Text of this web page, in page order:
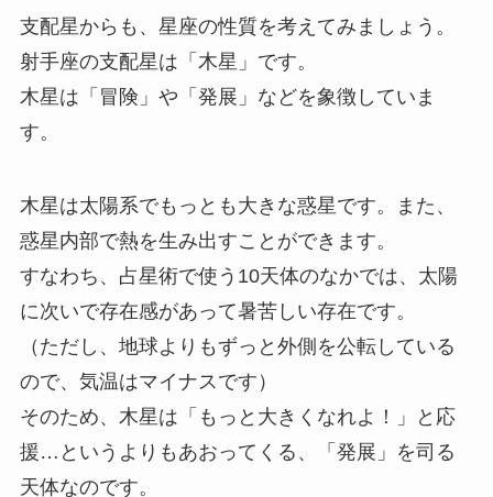
支配星からも、星座の性質を考えてみましょう。
射手座の支配星は「木星」です。
木星は「冒険」や「発展」などを象徴していま
す。
木星は太陽系でもっとも大きな惑星です。また、
惑星内部で熱を生み出すことができます。
すなわち、占星術で使う10天体のなかでは、太陽
に次いで存在感があって暑苦しい存在です。
（ただし、地球よりもずっと外側を公転している
ので、気温はマイナスです）
そのため、木星は「もっと大きくなれよ！」と応
援…というよりもあおってくる、「発展」を司る
天体なのです。